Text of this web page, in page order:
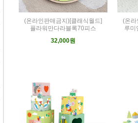
(온라인판매금지)[클래식월드]
플라워만다라블록70피스
32,000원
(온라
루미